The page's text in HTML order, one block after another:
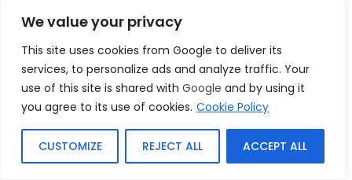
We value your privacy
This site uses cookies from Google to deliver its
services, to personalize ads and analyze traffic. Your
use of this site is shared with Google and by using it
you agree to its use of cookies. Cookie Policy
CUSTOMIZE REJECT ALL ACCEPT ALL
Desordenado desordenado con
diadema floral
Aparece como si estuvieras usando una corona dotada por la
propia naturaleza seleccionando un updo desordenado con